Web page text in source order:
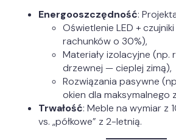
Energooszczędność:
Oświetlenie LED +
rachunków o 30%),
Materiały izolacyjne (np.
drzewnej — cieplej zimą),
Rozwiązania pasywne
okien dla maksymalnego
Trwałość: Meble na wymiar z
vs. „półkowe” z 2-letnią.